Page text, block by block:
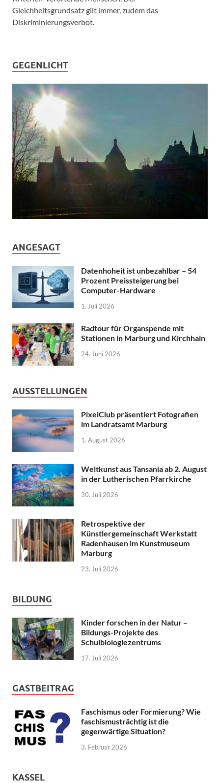
Gleichheitsgrundsatz gilt immer, zudem das
Diskriminierungsverbot.
GEGENLICHT
ANGESAGT
Datenhoheit ist unbezahlbar – 54
Prozent Preissteigerung bei
Computer-Hardware
1. Juli 2026
Radtour für Organspende mit
Stationen in Marburg und Kirchhain
24. Juni 2026
AUSSTELLUNGEN
PixelClub präsentiert Fotografien
im Landratsamt Marburg
1. August 2026
Weltkunst aus Tansania ab 2. August
in der Lutherischen Pfarrkirche
30. Juli 2026
Retrospektive der
Künstlergemeinschaft Werkstatt
Radenhausen im Kunstmuseum
Marburg
23. Juli 2026
BILDUNG
Kinder forschen in der Natur –
Bildungs-Projekte des
Schulbiologiezentrums
17. Juli 2026
GASTBEITRAG
Faschismus oder Formierung? Wie
faschismusträchtig ist die
gegenwärtige Situation?
3. Februar 2026
KASSEL